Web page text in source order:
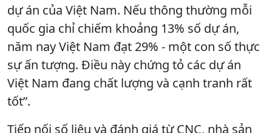
dự án của Việt Nam. Nếu thông thường mỗi
quốc gia chỉ chiếm khoảng 13% số dự án,
năm nay Việt Nam đạt 29% - một con số thực
sự ấn tượng. Điều này chứng tỏ các dự án
Việt Nam đang chất lượng và cạnh tranh rất
tốt”.
Tiếp nối số liệu và đánh giá từ CNC, nhà sản